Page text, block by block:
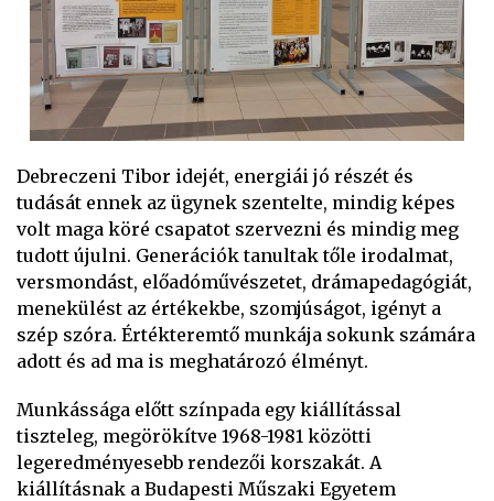
Debreczeni Tibor idejét, energiái jó részét és
tudását ennek az ügynek szentelte, mindig képes
volt maga köré csapatot szervezni és mindig meg
tudott újulni. Generációk tanultak tőle irodalmat,
versmondást, előadóművészetet, drámapedagógiát,
menekülést az értékekbe, szomjúságot, igényt a
szép szóra. Értékteremtő munkája sokunk számára
adott és ad ma is meghatározó élményt.
Munkássága előtt színpada egy kiállítással
tiszteleg, megörökítve 1968-1981 közötti
legeredményesebb rendezői korszakát. A
kiállításnak a Budapesti Műszaki Egyetem